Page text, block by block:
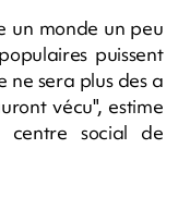
un monde un peu
puissent
ne sera plus des a
vécu", estime
centre social de